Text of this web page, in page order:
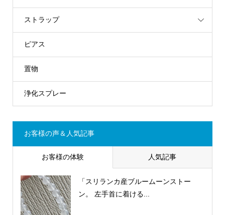
ストラップ
ピアス
置物
浄化スプレー
お客様の声＆人気記事
お客様の体験 人気記事
「スリランカ産ブルームーンストー
ン。 左手首に着ける...